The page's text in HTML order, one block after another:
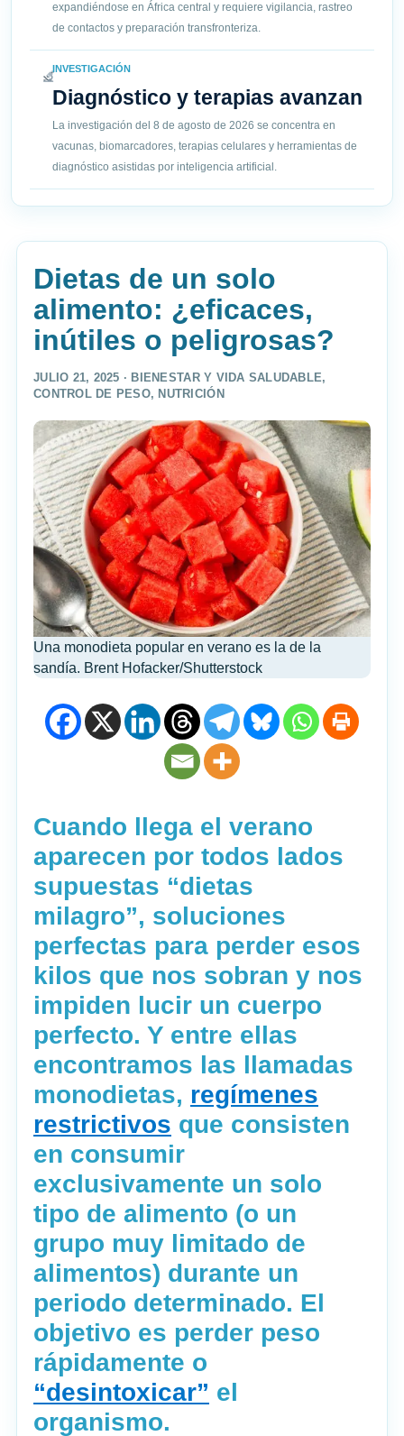
expandiéndose en África central y requiere vigilancia, rastreo
de contactos y preparación transfronteriza.
INVESTIGACIÓN
Diagnóstico y terapias avanzan
La investigación del 8 de agosto de 2026 se concentra en
vacunas, biomarcadores, terapias celulares y herramientas de
diagnóstico asistidas por inteligencia artificial.
Dietas de un solo
alimento: ¿eficaces,
inútiles o peligrosas?
JULIO 21, 2025 · BIENESTAR Y VIDA SALUDABLE,
CONTROL DE PESO, NUTRICIÓN
Una monodieta popular en verano es la de la
sandía. Brent Hofacker/Shutterstock
Cuando llega el verano
aparecen por todos lados
supuestas “dietas
milagro”, soluciones
perfectas para perder esos
kilos que nos sobran y nos
impiden lucir un cuerpo
perfecto. Y entre ellas
encontramos las llamadas
monodietas, regímenes
restrictivos que consisten
en consumir
exclusivamente un solo
tipo de alimento (o un
grupo muy limitado de
alimentos) durante un
periodo determinado. El
objetivo es perder peso
rápidamente o
“desintoxicar” el
organismo.